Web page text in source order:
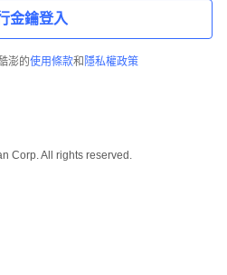
金鑰登入
澎的使用條款和 隱私權政策
Corp. All rights reserved.